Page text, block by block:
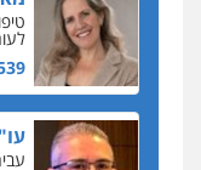
ושתק בחקירתו
בבית המשפט
מרמלה, לא
יחסי עו"ד לקוח
עורכת דין
השרון